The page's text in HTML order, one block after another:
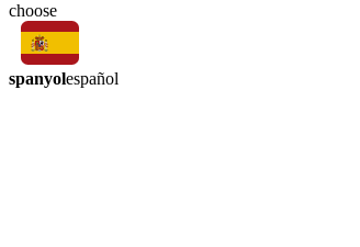
choose
spanyolespañol